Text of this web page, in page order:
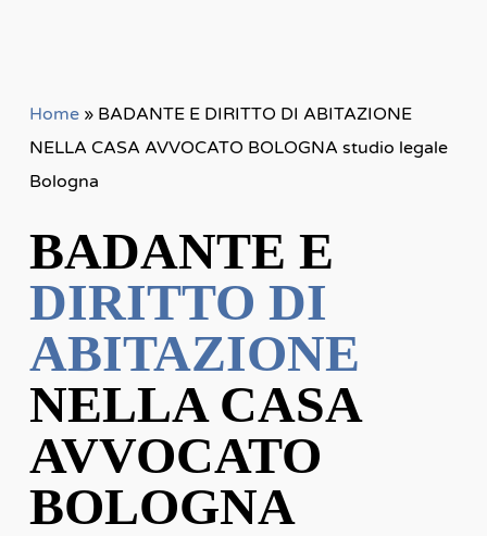
Home» BADANTE E DIRITTO DI ABITAZIONE
NELLA CASA AVVOCATO BOLOGNA studio legale
Bologna
BADANTE E
DIRITTO DI
ABITAZIONE
NELLA CASA
AVVOCATO
BOLOGNA